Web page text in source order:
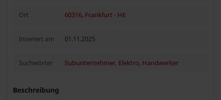
Ort 60316, Frankfurt - HE
Inseriert am 01.11.2025
Suchwörter Subunternehmer, Elektro, Handwerker
Beschreibung